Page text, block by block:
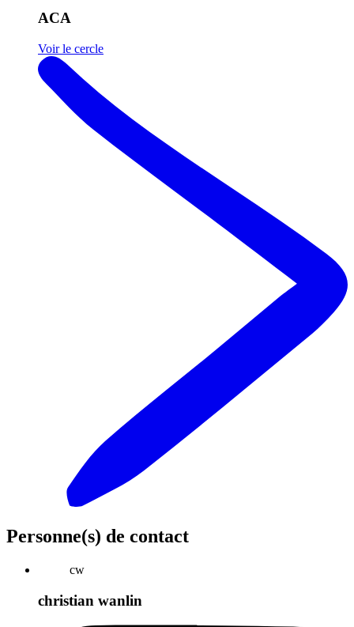
ACA
Voir le cercle
Personne(s) de contact
cw
christian wanlin